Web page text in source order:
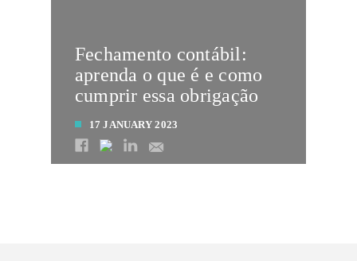
Fechamento contábil:
aprenda o que é e como
cumprir essa obrigação
17 JANUARY 2023